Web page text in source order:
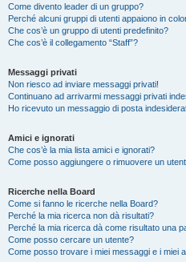
Come divento leader di un gruppo?
Perché alcuni gruppi di utenti appaiono in
Che cos’è un gruppo di utenti predefinito?
Che cos’è il collegamento “Staff”?
Messaggi privati
Non riesco ad inviare messaggi privati!
Continuano ad arrivarmi messaggi privati
Ho ricevuto un messaggio di posta
Amici e ignorati
Che cos’è la mia lista amici e ignorati?
Come posso aggiungere o rimuovere un
Ricerche nella Board
Come si fanno le ricerche nella Board?
Perché la mia ricerca non dà risultati?
Perché la mia ricerca dà come risultato una
Come posso cercare un utente?
Come posso trovare i miei messaggi e i miei